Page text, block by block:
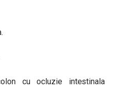
cu ocluzie intestinala